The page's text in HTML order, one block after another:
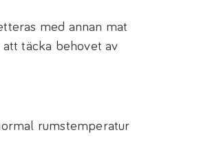
med annan mat
täcka behovet av
rumstemperatur